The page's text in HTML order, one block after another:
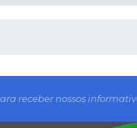
receber nossos